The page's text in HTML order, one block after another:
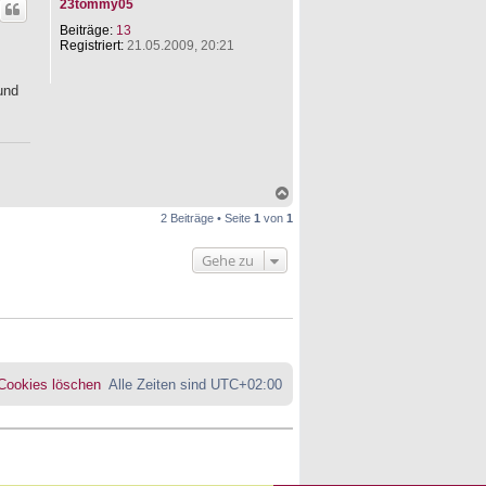
23tommy05
Beiträge: 13
Registriert: 21.05.2009, 20:21
c
2 Beiträge • Seite 1 von 1
Gehe zu
Alle Zeiten sind UTC+02:00
löschen